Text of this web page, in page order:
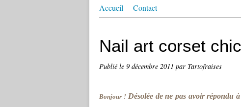
Accueil Contact
Nail art corset
Publié le 9 décembre 2011 par Tartofraises
Bonjour ! Désolée de ne pas avoir répondu